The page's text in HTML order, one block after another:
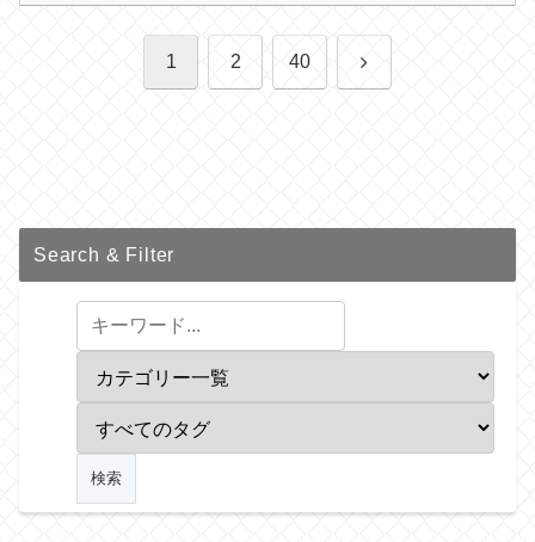
1 2 40 次
Search & Filter